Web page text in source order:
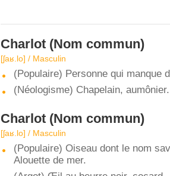
Charlot (Nom commun)
[ʃaʁ.lo] / Masculin
(Populaire) Personne qui manque
(Néologisme) Chapelain, aumônier.
Charlot (Nom commun)
[ʃaʁ.lo] / Masculin
(Populaire) Oiseau dont le nom
Alouette de mer.